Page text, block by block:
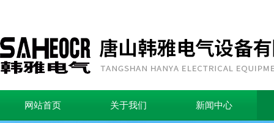
网站首页 关于我们 新闻中心